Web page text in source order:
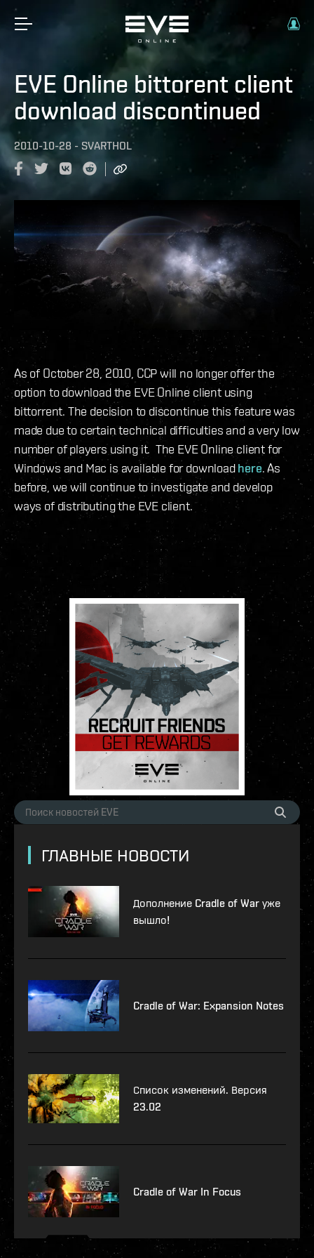
EVE Online bittorent client
download discontinued
2010-10-28 - SVARTHOL
As of October 28, 2010, CCP will no longer offer the
option to download the EVE Online client using
bittorrent. The decision to discontinue this feature was
made due to certain technical difficulties and a very low
number of players using it. The EVE Online client for
Windows and Mac is available for downloadhere. As
before, we will continue to investigate and develop
ways of distributing the EVE client.
ГЛАВНЫЕ НОВОСТИ
Дополнение Cradle of War уже
вышло!
Cradle of War: Expansion Notes
Список изменений. Версия
23.02
Cradle of War In Focus